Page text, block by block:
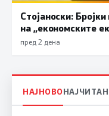
Стојаноски:
на „економските
пред 2 дена
НАЈНОВО